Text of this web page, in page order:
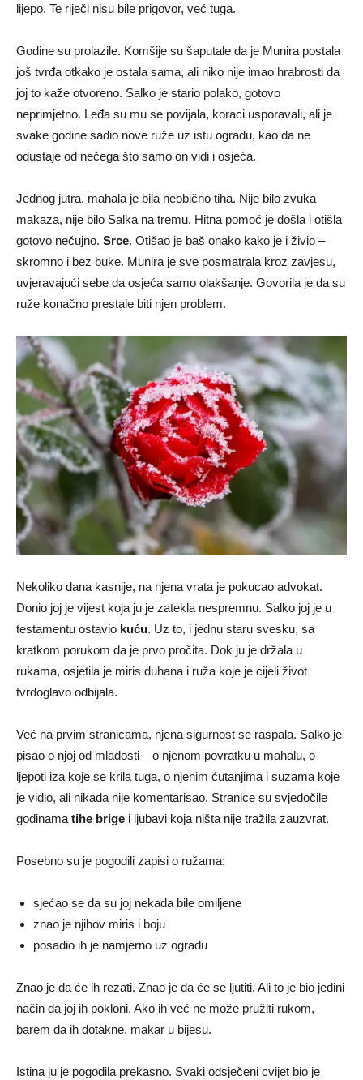
lijepo. Te riječi nisu bile prigovor, već tuga.
Godine su prolazile. Komšije su šaputale da je Munira postala
još tvrđa otkako je ostala sama, ali niko nije imao hrabrosti da
joj to kaže otvoreno. Salko je stario polako, gotovo
neprimjetno. Leđa su mu se povijala, koraci usporavali, ali je
svake godine sadio nove ruže uz istu ogradu, kao da ne
odustaje od nečega što samo on vidi i osjeća.
Jednog jutra, mahala je bila neobično tiha. Nije bilo zvuka
makaza, nije bilo Salka na tremu. Hitna pomoć je došla i otišla
gotovo nečujno. Srce. Otišao je baš onako kako je i živio –
skromno i bez buke. Munira je sve posmatrala kroz zavjesu,
uvjeravajući sebe da osjeća samo olakšanje. Govorila je da su
ruže konačno prestale biti njen problem.
Nekoliko dana kasnije, na njena vrata je pokucao advokat.
Donio joj je vijest koja ju je zatekla nespremnu. Salko joj je u
testamentu ostavio kuću. Uz to, i jednu staru svesku, sa
kratkom porukom da je prvo pročita. Dok ju je držala u
rukama, osjetila je miris duhana i ruža koje je cijeli život
tvrdoglavo odbijala.
Već na prvim stranicama, njena sigurnost se raspala. Salko je
pisao o njoj od mladosti – o njenom povratku u mahalu, o
ljepoti iza koje se krila tuga, o njenim ćutanjima i suzama koje
je vidio, ali nikada nije komentarisao. Stranice su svjedočile
godinama tihe brige i ljubavi koja ništa nije tražila zauzvrat.
Posebno su je pogodili zapisi o ružama:
sjećao se da su joj nekada bile omiljene
znao je njihov miris i boju
posadio ih je namjerno uz ogradu
Znao je da će ih rezati. Znao je da će se ljutiti. Ali to je bio jedini
način da joj ih pokloni. Ako ih već ne može pružiti rukom,
barem da ih dotakne, makar u bijesu.
Istina ju je pogodila prekasno. Svaki odsječeni cvijet bio je